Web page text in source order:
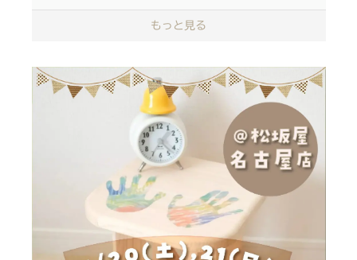
話そう。
「ひらけ！ポンキッキ」のキャラクターとしておなじ
みのムック！
実は、環境問題にも関心があるってご存知でした
IKONIHも持続可能な素材、木材を使ったおもちゃ家
具のブランドとして「木育」を通して未来、環境のこ
とを考えてきました
もっと見る